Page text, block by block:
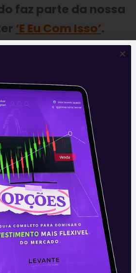
faz parte da nossa
‘E Eu Com Isso’.
—
Resultados da Itaúsa
do 2T21
nossas Redes Sociais!
para você? Compartilhe!